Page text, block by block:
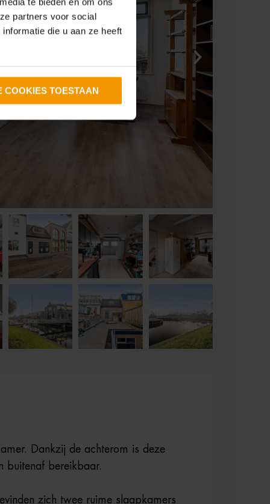
partners voor social
die u aan ze heeft
COOKIES TOESTAAN
Dankzij de achterom is deze
buitenaf bereikbaar.
zich twee ruime slaapkamers